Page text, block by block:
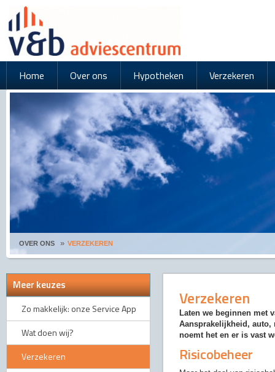
OVER ONS VERZEKEREN
Home Over ons Hypotheken Verzekeren
Meer keuzes
Zo makkelijk: onze Service App
Wat doen wij?
Verzekeren
Verzekeren
Laten we beginnen met
Aansprakelijkheid, auto,
noemt het en er is vast
Risicobeheer